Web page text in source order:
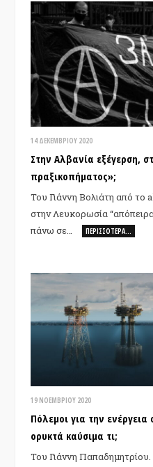
14 ΔΕΚΕΜΒΡΊΟΥ 2020
Στην Αλβανία εξέγερση,
πραξικοπήματος»;
Του Γιάννη Βολιάτη από το
στην Λευκορωσία
πάνω σε…
ΠΕΡΙΣΣΌΤΕΡΑ…
19 ΝΟΕΜΒΡΊΟΥ 2020
Πόλεμοι για την
ορυκτά καύσιμα τι;
Του Γιάννη